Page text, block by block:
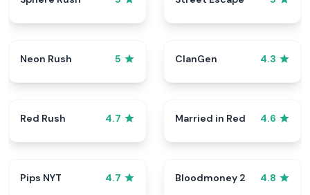
Neon Rush 5 ClanGen 4.3
Red Rush 4.7 Married in Red 4.6
Pips NYT 4.7 Bloodmoney 2 4.8